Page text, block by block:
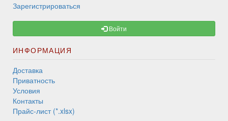
Зарегистрироваться
Войти
ИНФОРМАЦИЯ
Доставка
Приватность
Условия
Контакты
Прайс-лист (*.xlsx)